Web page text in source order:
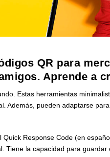
QR para
Aprende a
Estas herramientas
Además, pueden adaptarse
Response Code (en
Tiene la capacidad para